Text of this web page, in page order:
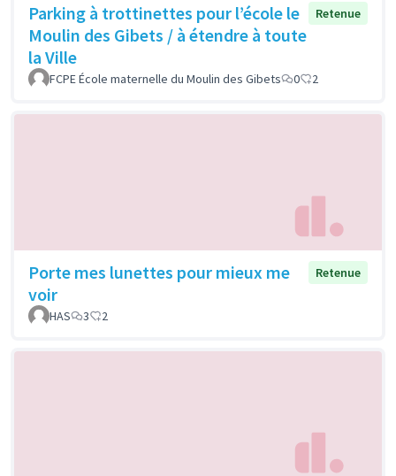
Parking à trottinettes pour l’école le
Moulin des Gibets / à étendre à toute
la Ville
Retenue
FCPE École maternelle du Moulin des Gibets 0 2
Porte mes lunettes pour mieux me
voir
Retenue
HAS 3 2